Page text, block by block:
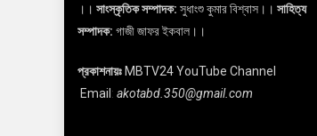
।।সাংস্কৃতিক সম্পাদক: সুধাংশু কুমার বিশ্বাস।। সাহিত্য
সম্পাদক: গাজী জাফর ইকবাল।।
প্রকাশনায়ঃ MBTV24 YouTube Channel
Email :akotabd.350@gmail.com